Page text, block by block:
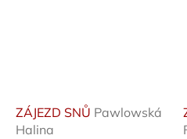
ZÁJEZD SNŮ Pawlowská
Halina